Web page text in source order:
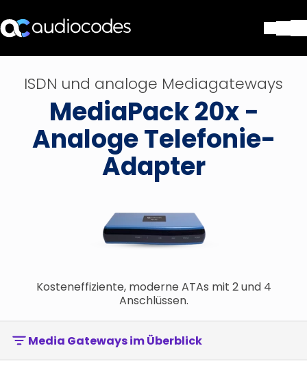
Produkte und Anwendungen
Dienstleistungen & Support
Unternehmen
Stay in the loop
ISDN und analoge Mediagateways
MediaPack 20x −
Analoge Telefonie-
Adapter
Kosteneffiziente, moderne ATAs mit 2 und 4
Anschlüssen.
Media Gateways im Überblick